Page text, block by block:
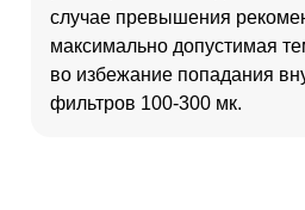
случае превышения
максимально допустимая
во избежание попадания
фильтров 100-300 мк.